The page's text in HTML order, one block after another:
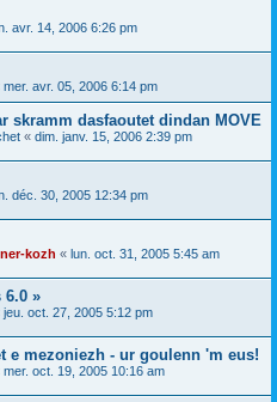
avr. 14, 2006 6:26 pm
mer. avr. 05, 2006 6:14 pm
skramm dasfaoutet dindan MOVE
« dim. janv. 15, 2006 2:39 pm
déc. 30, 2005 12:34 pm
kozh « lun. oct. 31, 2005 5:45 am
6.0 »
jeu. oct. 27, 2005 5:12 pm
e mezoniezh - ur goulenn 'm eus!
mer. oct. 19, 2005 10:16 am